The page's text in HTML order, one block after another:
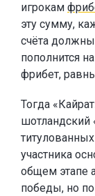
игрокам
эту сумму,
счёта должны
пополнится
фрибет,
Тогда
шотландский
участника
общем этапе
победы, но